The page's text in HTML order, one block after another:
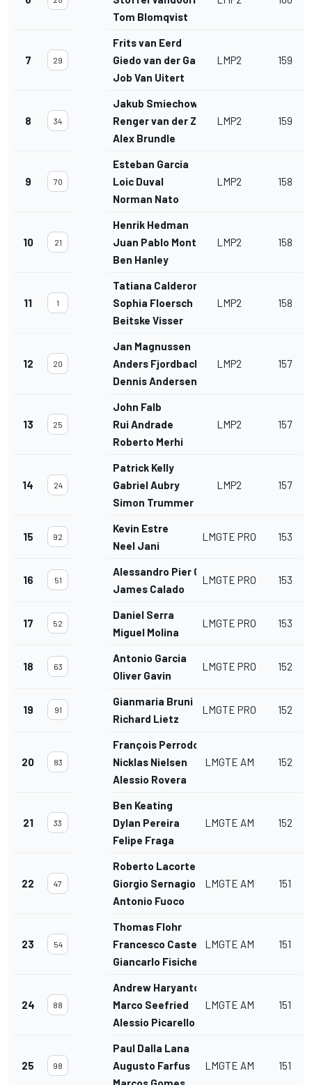
Tom Blomqvist
7 29
Frits van Eerd
Giedo van der Garde
Job Van Uitert
LMP2 159
8 34
Jakub Smiechowski
Renger van der Zande
Alex Brundle
LMP2 159
9 70
Esteban Garcia
Loic Duval
Norman Nato
LMP2 158
10 21
Henrik Hedman
Juan Pablo Montoya
Ben Hanley
LMP2 158
11 1
Tatiana Calderon
Sophia Floersch
Beitske Visser
LMP2 158
12 20
Jan Magnussen
Anders Fjordbach
Dennis Andersen
LMP2 157
13 25
John Falb
Rui Andrade
Roberto Merhi
LMP2 157
14 24
Patrick Kelly
Gabriel Aubry
Simon Trummer
LMP2 157
15 92
Kevin Estre
Neel Jani
LMGTE PRO 153
16 51
Alessandro Pier Guidi
James Calado
LMGTE PRO 153
17 52
Daniel Serra
Miguel Molina
LMGTE PRO 153
18 63
Antonio Garcia
Oliver Gavin
LMGTE PRO 152
19 91
Gianmaria Bruni
Richard Lietz
LMGTE PRO 152
20 83
François Perrodo
Nicklas Nielsen
Alessio Rovera
LMGTE AM 152
21 33
Ben Keating
Dylan Pereira
Felipe Fraga
LMGTE AM 152
22 47
Roberto Lacorte
Giorgio Sernagiotto
Antonio Fuoco
LMGTE AM 151
23 54
Thomas Flohr
Francesco Castellacci
Giancarlo Fisichella
LMGTE AM 151
24 88
Andrew Haryanto
Marco Seefried
Alessio Picarello
LMGTE AM 151
25 98
Paul Dalla Lana
Augusto Farfus
LMGTE AM 151